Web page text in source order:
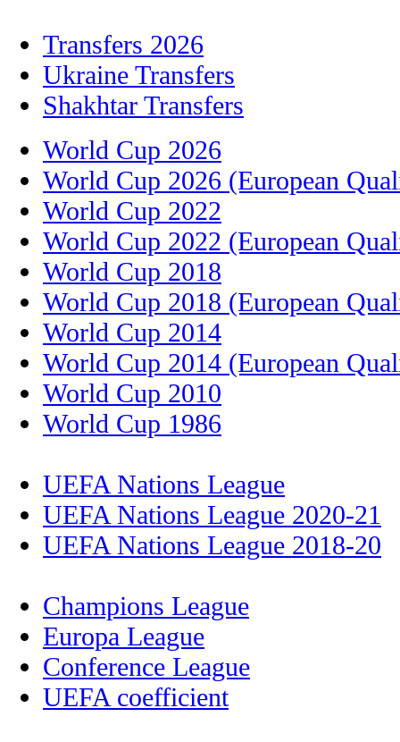
Transfers 2026
Ukraine Transfers
Shakhtar Transfers
World Cup 2026
World Cup 2026 (European
World Cup 2022
World Cup 2022 (European
World Cup 2018
World Cup 2018 (European
World Cup 2014
World Cup 2014 (European
World Cup 2010
World Cup 1986
UEFA Nations League
UEFA Nations League 2020-21
UEFA Nations League 2018-20
Champions League
Europa League
Conference League
UEFA coefficient